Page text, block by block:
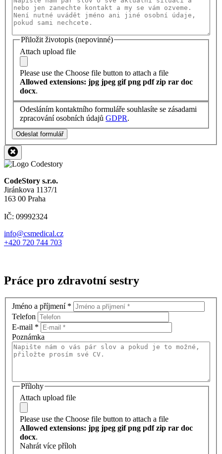
Přiložit životopis (nepovinné)
Attach upload file
Please use the Choose file button to attach a file
Allowed extensions: jpg jpeg gif png pdf zip rar doc
docx.
Odesláním kontaktního formuláře souhlasíte se zásadami
zpracování osobních údajů GDPR.
Odeslat formulář
CodeStory s.r.o.
Jiránkova 1137/1
163 00 Praha
IČ: 09992324
info@csmedical.cz
+420 720 744 703
Práce pro zdravotní sestry
Jméno a příjmení *
Telefon
E-mail *
Poznámka
Přílohy
Attach upload file
Please use the Choose file button to attach a file
Allowed extensions: jpg jpeg gif png pdf zip rar doc
docx.
Nahrát více příloh